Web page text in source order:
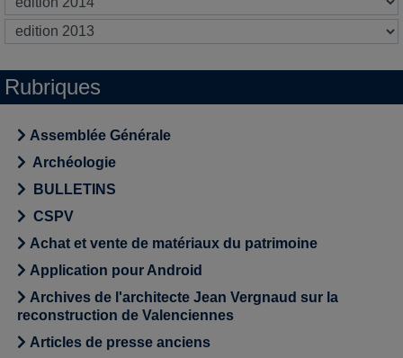
Rubriques
Assemblée Générale
Archéologie
BULLETINS
CSPV
Achat et vente de matériaux du patrimoine
Application pour Android
Archives de l'architecte Jean Vergnaud sur la
reconstruction de Valenciennes
Articles de presse anciens